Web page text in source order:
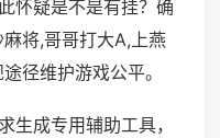
怀疑是不是有挂？确
将,哥哥打大A,上燕
径维护游戏公平。
生成专用辅助工具，